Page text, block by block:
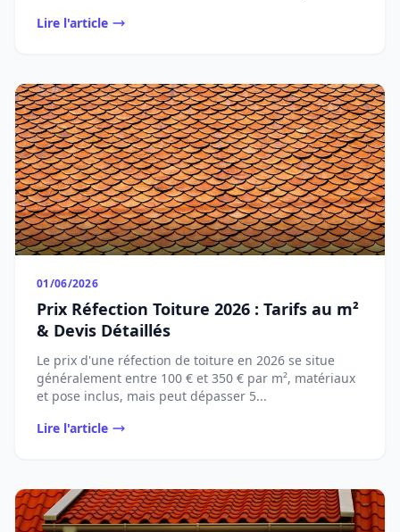
Lire l'article
01/06/2026
Prix Réfection Toiture 2026 : Tarifs au m²
& Devis Détaillés
Le prix d'une réfection de toiture en 2026 se situe
généralement entre 100 € et 350 € par m², matériaux
et pose inclus, mais peut dépasser 5...
Lire l'article